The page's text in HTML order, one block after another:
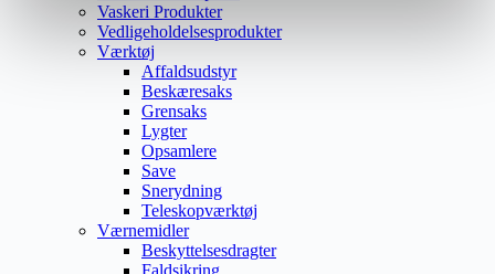
Vaskeri Produkter
Vedligeholdelsesprodukter
Værktøj
Affaldsudstyr
Beskæresaks
Grensaks
Lygter
Opsamlere
Save
Snerydning
Teleskopværktøj
Værnemidler
Beskyttelsesdragter
Faldsikring